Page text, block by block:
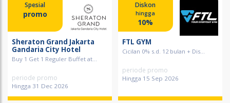
Spesial
promo
Sheraton Grand Jakarta
Gandaria City Hotel
Buy 1 Get 1 Reguler Buffet at...
periode promo
Hingga 31 Dec 2026
Diskon
hingga
10%
FTL GYM
Cicilan 0% s.d. 12 bulan + Dis...
periode promo
Hingga 15 Sep 2026